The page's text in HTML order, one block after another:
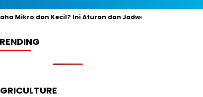
dan Kecil? Ini Aturan dan Jadwal Resminya